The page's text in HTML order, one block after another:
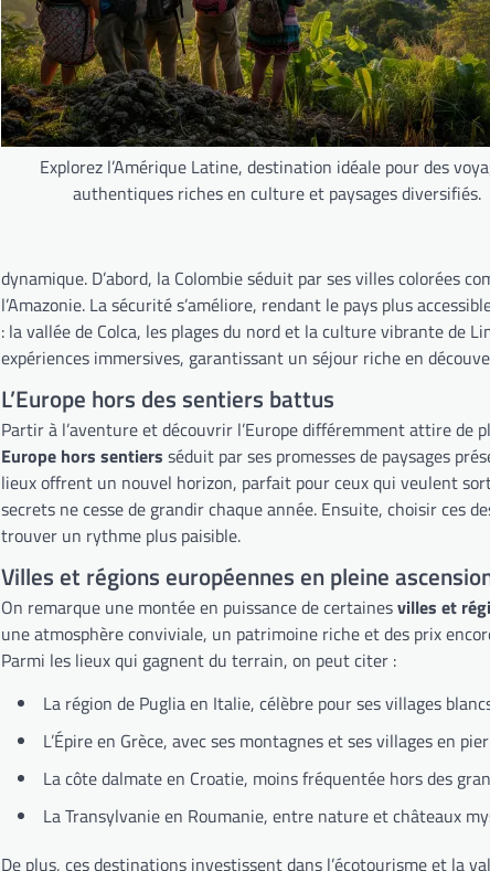
Explorez l’Amérique Latine, destination idéale pour des
authentiques riches en culture et paysages diversifiés.
dynamique. D’abord, la Colombie séduit par ses villes colorées
l’Amazonie. La sécurité s’améliore, rendant le pays plus
: la vallée de Colca, les plages du nord et la culture vibrante de
expériences immersives, garantissant un séjour riche en
L’Europe hors des sentiers battus
Partir à l’aventure et découvrir l’Europe différemment attire de
Europe hors sentiers séduit par ses promesses de paysages
lieux offrent un nouvel horizon, parfait pour ceux qui veulent
secrets ne cesse de grandir chaque année. Ensuite, choisir ces
trouver un rythme plus paisible.
Villes et régions européennes en pleine
On remarque une montée en puissance de certainesvilles et
une atmosphère conviviale, un patrimoine riche et des prix
Parmi les lieux qui gagnent du terrain, on peut citer :
La région de Puglia en Italie, célèbre pour ses villages
L’Épire en Grèce, avec ses montagnes et ses villages en
La côte dalmate en Croatie, moins fréquentée hors des
La Transylvanie en Roumanie, entre nature et châteaux
De plus, ces destinations investissent dans l’écotourisme et la